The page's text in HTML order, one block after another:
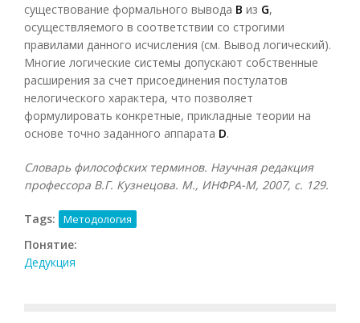
существование формального вывода В из G,
осуществляемого в соответствии со строгими
правилами данного исчисления (см. Вывод логический).
Многие логические системы допускают собственные
расширения за счет присоединения постулатов
нелогического характера, что позволяет
формулировать конкретные, прикладные теории на
основе точно заданного аппарата D.
Словарь философских терминов. Научная редакция
профессора В.Г. Кузнецова. М., ИНФРА-М, 2007, с. 129.
Tags: Методология
Понятие:
Дедукция